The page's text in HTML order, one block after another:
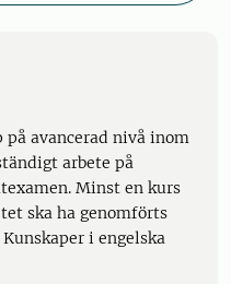
på avancerad nivå inom
arbete på
Minst en kurs
ska ha genomförts
i engelska